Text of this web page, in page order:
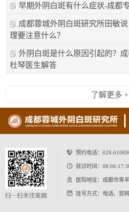
早期外阴白斑有什么症状-成都
成都蓉城外阴白斑研究所田敏
理要注意什么？
外阴白斑是什么原因引起的？
杜琴医生解答
了解更多 +
预约电话： 028-
就诊时间：08:00-
医院地址：成都市青
挂号方式：电话、官